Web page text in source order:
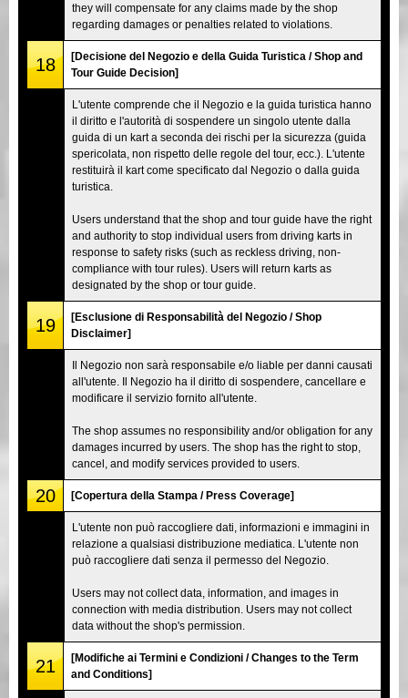
they will compensate for any claims made by the shop
regarding damages or penalties related to violations.
18
[Decisione del Negozio e della Guida Turistica / Shop and
Tour Guide Decision]
L'utente comprende che il Negozio e la guida turistica hanno
il diritto e l'autorità di sospendere un singolo utente dalla
guida di un kart a seconda dei rischi per la sicurezza (guida
spericolata, non rispetto delle regole del tour, ecc.). L'utente
restituirà il kart come specificato dal Negozio o dalla guida
turistica.
Users understand that the shop and tour guide have the right
and authority to stop individual users from driving karts in
response to safety risks (such as reckless driving, non-
compliance with tour rules). Users will return karts as
designated by the shop or tour guide.
19
[Esclusione di Responsabilità del Negozio / Shop
Disclaimer]
Il Negozio non sarà responsabile e/o liable per danni causati
all'utente. Il Negozio ha il diritto di sospendere, cancellare e
modificare il servizio fornito all'utente.
The shop assumes no responsibility and/or obligation for any
damages incurred by users. The shop has the right to stop,
cancel, and modify services provided to users.
20 [Copertura della Stampa / Press Coverage]
L'utente non può raccogliere dati, informazioni e immagini in
relazione a qualsiasi distribuzione mediatica. L'utente non
può raccogliere dati senza il permesso del Negozio.
Users may not collect data, information, and images in
connection with media distribution. Users may not collect
data without the shop's permission.
21
[Modifiche ai Termini e Condizioni / Changes to the Term
and Conditions]